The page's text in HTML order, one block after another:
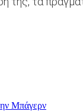
Μπάγερν